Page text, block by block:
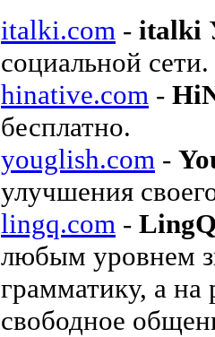
italki.com - italki
социальной сети.
hinative.com -
бесплатно.
youglish.com -
улучшения
lingq.com -
любым уровнем
грамматику, а на
свободное